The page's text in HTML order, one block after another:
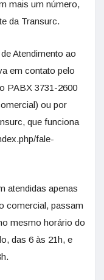
mais um número,
da Transurc.
Atendimento ao
em contato pelo
PABX 3731-2600
ou por
que funciona
fale-
atendidas apenas
comercial, passam
mesmo horário do
das 6 às 21h, e